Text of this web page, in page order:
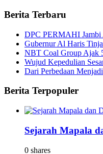
Berita Terbaru
DPC PERMAHI Jambi
Gubernur Al Haris
NBT Coal Group Ajak
Wujud Kepedulian
Dari Perbedaan
Berita Terpopuler
Sejarah Mapala
0 shares